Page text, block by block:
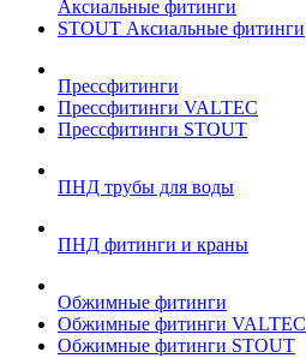
Аксиальные фитинги
STOUT Аксиальные фитинги
Прессфитинги
Прессфитинги VALTEC
Прессфитинги STOUT
ПНД трубы для воды
ПНД фитинги и краны
Обжимные фитинги
Обжимные фитинги VALTEC
Обжимные фитинги STOUT